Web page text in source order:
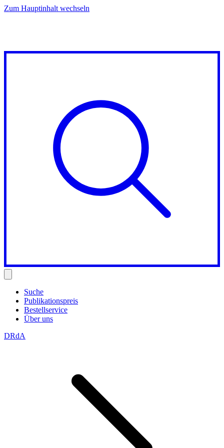
Zum Hauptinhalt wechseln
Suche
Publikationspreis
Bestellservice
Über uns
DRdA